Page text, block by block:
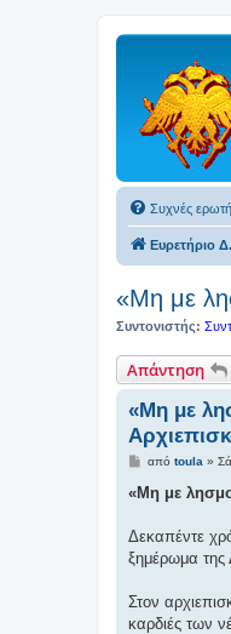
Συχνές
Ευρετήριο
«Μη με
Συντονιστής:
Απάντηση
«Μη με
Δ
μ
ί
υ
από toula »
«Μη με
Δεκαπέντε
ξημέρωμα της
Στον
καρδιές των